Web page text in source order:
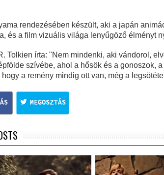
rendezésében készült, aki a japán
és a film vizuális világa lenyűgöző élményt
Tolkien írta: "Nem mindenki, aki vándorol,
szívébe, ahol a hősök és a gonoszok,
hogy a remény mindig ott van, még a